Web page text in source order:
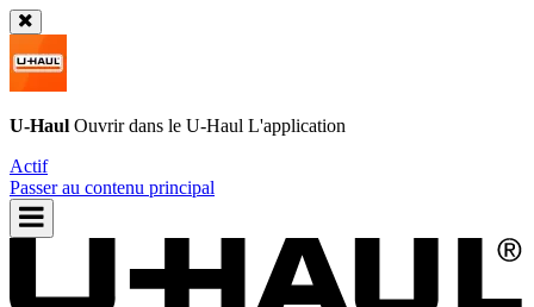
U-Haul Ouvrir dans le U-Haul L'application
Actif
Passer au contenu principal